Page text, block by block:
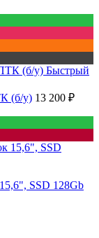
Быстрый
(б/у) 13 200 ₽
SSD 128Gb